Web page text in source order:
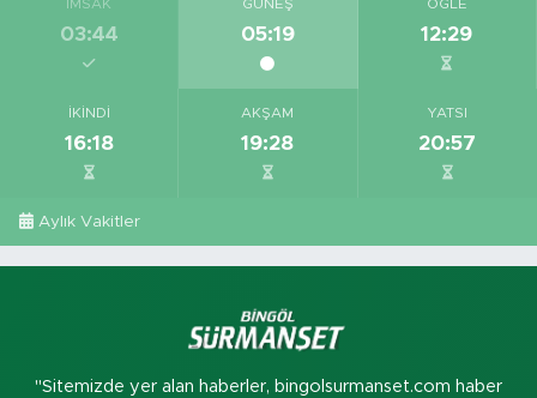
İMSAK
03:44
GÜNEŞ
05:19
ÖĞLE
12:29
İKINDI
16:18
AKŞAM
19:28
YATSI
20:57
Aylık Vakitler
"Sitemizde yer alan haberler, bingolsurmanset.com haber